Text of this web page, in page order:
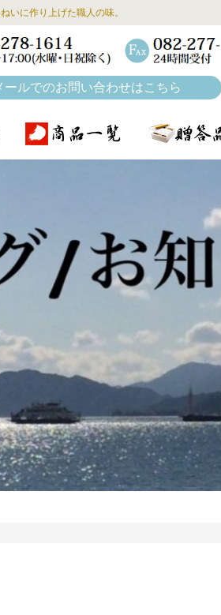
いに作り上げた職人の味。
ルでのお問い合わせはこちら